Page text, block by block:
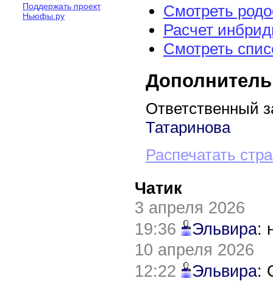
Поддержать проект
Ньюфы.ру
Смотреть
Расчет
Смотреть
Ответственный
Татаринова
Распечатать
Чатик
3 апреля 2026
19:36
Эльвира:
10 апреля 2026
12:22
Эльвира: